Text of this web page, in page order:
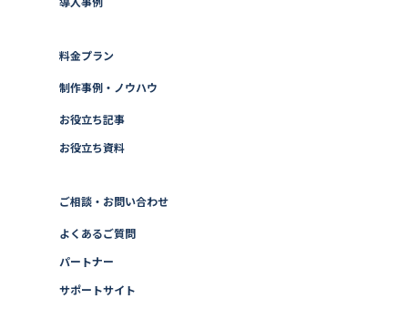
料金プラン
制作事例・ノウハウ
お役立ち記事
お役立ち資料
ご相談・お問い合わせ
よくあるご質問
パートナー
サポートサイト